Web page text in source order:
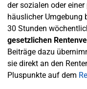
der sozialen oder
häuslicher Umgebung
30 Stunden
gesetzlichen
Beiträge dazu
sie direkt an den
Pluspunkte auf dem